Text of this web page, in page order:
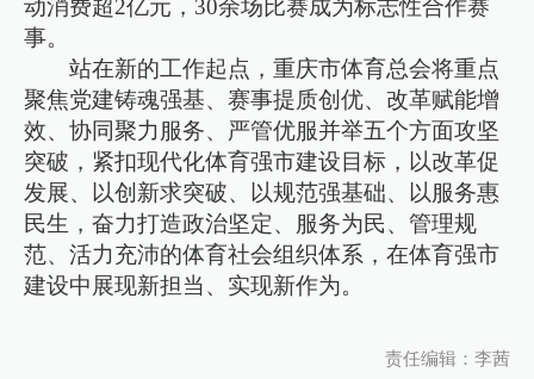
动消费超2亿元，30余场比赛成为标志性合作赛
事。
站在新的工作起点，重庆市体育总会将重点
聚焦党建铸魂强基、赛事提质创优、改革赋能增
效、协同聚力服务、严管优服并举五个方面攻坚
突破，紧扣现代化体育强市建设目标，以改革促
发展、以创新求突破、以规范强基础、以服务惠
民生，奋力打造政治坚定、服务为民、管理规
范、活力充沛的体育社会组织体系，在体育强市
建设中展现新担当、实现新作为。
责任编辑：李茜